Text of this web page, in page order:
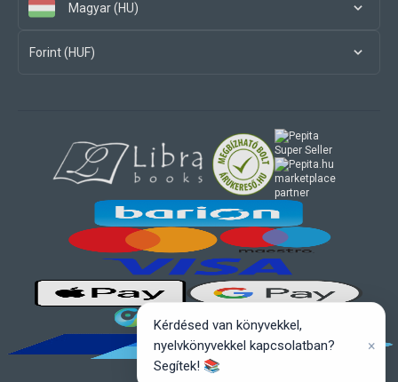
Magyar (HU)
Forint (HUF)
marketplace
partner
Kérdésed van könyvekkel,
nyelvkönyvekkel kapcsolatban?
Segítek! 📚
×